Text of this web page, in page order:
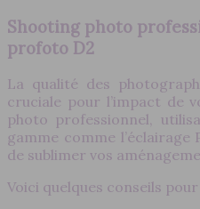
Shooting photo
profoto D2
La qualité des
cruciale pour l’impact de
photo professionnel,
gamme comme
de sublimer vos
Voici quelques conseils